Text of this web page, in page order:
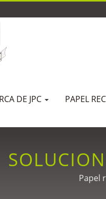
DE JPC PAPEL
Papel